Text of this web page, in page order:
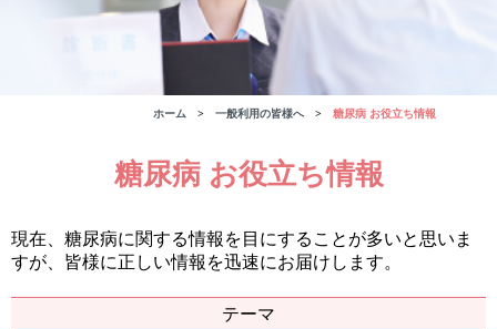
ホーム 一般利用の皆様へ 糖尿病 お役立ち情報
糖尿病 お役立ち情報
現在、糖尿病に関する情報を目にすることが多いと思いま
すが、皆様に正しい情報を迅速にお届けします。
テーマ